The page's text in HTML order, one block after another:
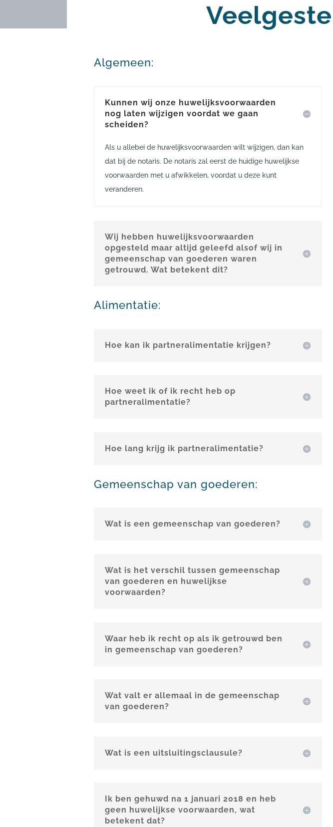
Algemeen:
Kunnen wij onze huwelijksvoorwaarden
nog laten wijzigen voordat we gaan
scheiden?
Als u allebei de huwelijksvoorwaarden wilt wijzigen, dan kan
dat bij de notaris. De notaris zal eerst de huidige huwelijkse
voorwaarden met u afwikkelen, voordat u deze kunt
veranderen.
Wij hebben huwelijksvoorwaarden
opgesteld maar altijd geleefd alsof wij in
gemeenschap van goederen waren
getrouwd. Wat betekent dit?
Alimentatie:
Hoe kan ik partneralimentatie krijgen?
Hoe weet ik of ik recht heb op
partneralimentatie?
Hoe lang krijg ik partneralimentatie?
Gemeenschap van goederen:
Wat is een gemeenschap van goederen?
Wat is het verschil tussen gemeenschap
van goederen en huwelijkse
voorwaarden?
Waar heb ik recht op als ik getrouwd ben
in gemeenschap van goederen?
Wat valt er allemaal in de gemeenschap
van goederen?
Wat is een uitsluitingsclausule?
Ik ben gehuwd na 1 januari 2018 en heb
geen huwelijkse voorwaarden, wat
betekent dat?